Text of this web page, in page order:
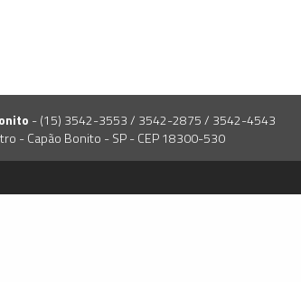
- (15) 3542-3553 / 3542-2875 / 3542-4543
- Capão Bonito - SP - CEP 18300-530